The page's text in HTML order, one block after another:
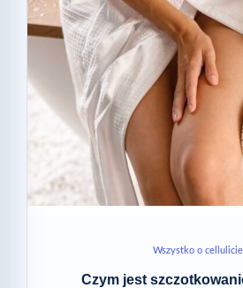
Wszystko o cellulicie
Czym jest